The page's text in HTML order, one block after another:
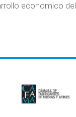
economico del